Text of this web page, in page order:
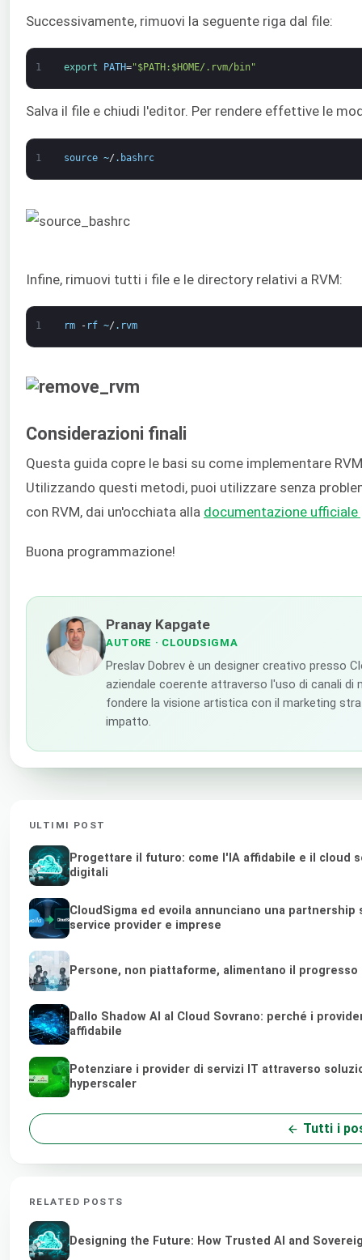
Successivamente, rimuovi la seguente riga dal file:
1 export PATH="$PATH:$HOME/.rvm/bin"
Salva il file e chiudi l'editor. Per rendere effettive le
1 source ~/ . bashrc
Infine, rimuovi tutti i file e le directory relativi a RVM:
1 rm - rf ~/ . rvm
Considerazioni finali
Questa guida copre le basi su come implementare
Utilizzando questi metodi, puoi utilizzare senza
con RVM, dai un'occhiata alla documentazione ufficiale
Buona programmazione!
Pranay Kapgate
AUTORE · CLOUDSIGMA
Preslav Dobrev è un designer creativo presso
aziendale coerente attraverso l'uso di canali di
fondere la visione artistica con il marketing
impatto.
ULTIMI POST
Progettare il futuro: come l'IA affidabile e il cloud
digitali
CloudSigma ed evoila annunciano una
service provider e imprese
Persone, non piattaforme, alimentano il progresso
Dallo Shadow AI al Cloud Sovrano: perché i
affidabile
Potenziare i provider di servizi IT attraverso
hyperscaler
Tutti i
RELATED POSTS
Designing the Future: How Trusted AI and